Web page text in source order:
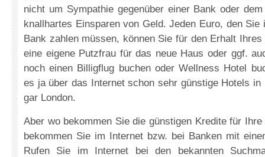
nicht um Sympathie gegenüber einer Bank oder
knallhartes Einsparen von Geld. Jeden Euro, den Sie
Bank zahlen müssen, können Sie für den Erhalt
eine eigene Putzfrau für das neue Haus oder ggf.
noch einen Billigflug buchen oder Wellness Hotel
es ja über das Internet schon sehr günstige Hotels in
gar London.
Aber wo bekommen Sie die günstigen Kredite für
bekommen Sie im Internet bzw. bei Banken mit
Rufen Sie im Internet bei den bekannten